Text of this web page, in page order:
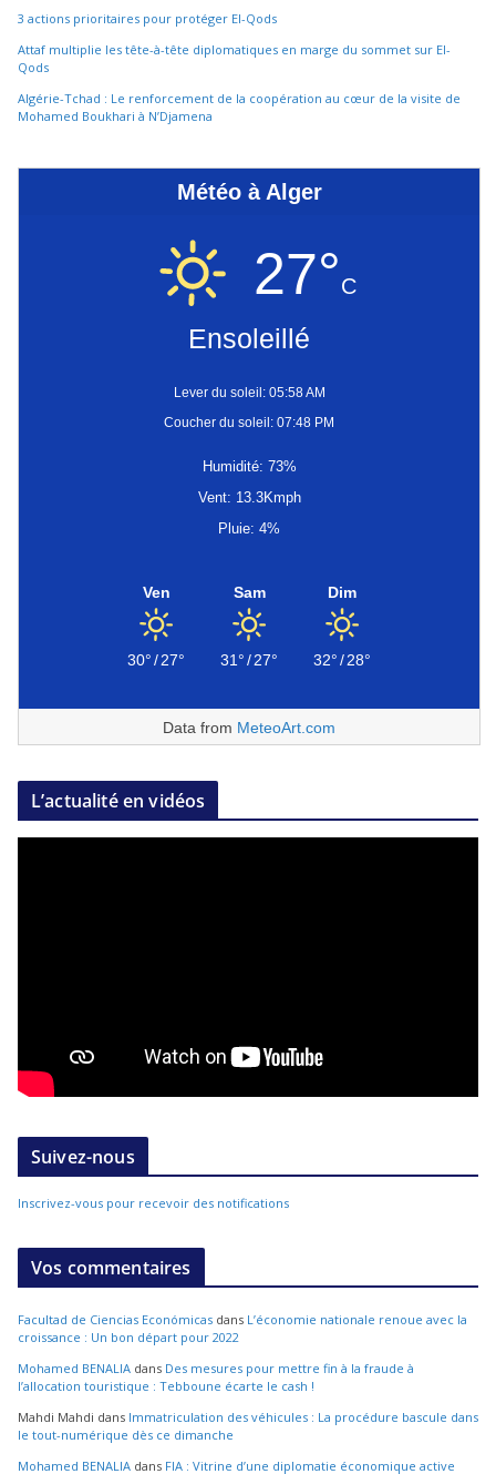
3 actions prioritaires pour protéger El-Qods
Attaf multiplie les tête-à-tête diplomatiques en marge du sommet sur El-
Qods
Algérie-Tchad : Le renforcement de la coopération au cœur de la visite de
Mohamed Boukhari à N’Djamena
Météo à Alger
27°C
Ensoleillé
Lever du soleil: 05:58 AM
Coucher du soleil: 07:48 PM
Humidité: 73%
Vent: 13.3Kmph
Pluie: 4%
Ven
30°/27°
Sam
31°/27°
Dim
32°/28°
Data from MeteoArt.com
L’actualité en vidéos
Suivez-nous
Inscrivez-vous pour recevoir des notifications
Vos commentaires
Facultad de Ciencias Económicas dans L’économie nationale renoue avec la
croissance : Un bon départ pour 2022
Mohamed BENALIA dans Des mesures pour mettre fin à la fraude à
l’allocation touristique : Tebboune écarte le cash !
Mahdi Mahdi dans Immatriculation des véhicules : La procédure bascule dans
le tout-numérique dès ce dimanche
Mohamed BENALIA dans FIA : Vitrine d’une diplomatie économique active